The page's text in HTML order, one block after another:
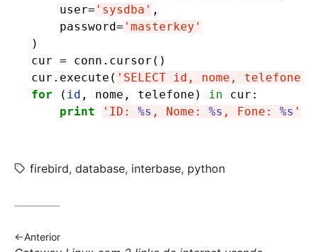
user= 'sysdba' ,
password= 'masterkey'
)
cur = conn . cursor ()
cur . execute ( 'SELECT id, nome, telefone
for
( id , nome , telefone ) in cur :
print
'ID: %s , Nome: %s , Fone: %s '
Tags:
firebird, database, interbase, python
Anterior